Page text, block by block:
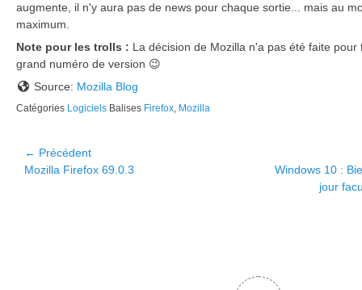
augmente, il n'y aura pas de news pour chaque sortie... mais au
maximum.
Note pour les trolls : La décision de Mozilla n'a pas été faite
grand numéro de version 😉
Source: Mozilla Blog
Catégories Logiciels Balises Firefox, Mozilla
Navigation
de
← Précédent
Article
Mozilla Firefox 69.0.3
Article
Windows 10 :
jour